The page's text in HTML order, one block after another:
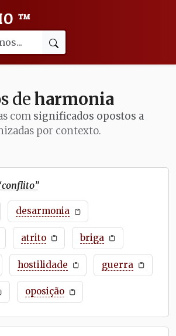
™
deharmonia
com significados opostos a
por contexto.
conflito”
desarmonia
atrito briga
hostilidade guerra
oposição